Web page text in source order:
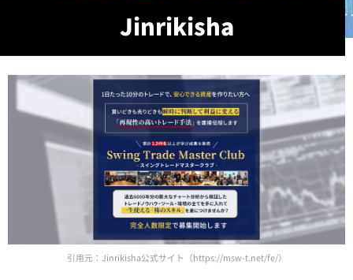
Jinrikisha
引用元：Jinrikisha公式サイト（https://msw-t.net/fe/）